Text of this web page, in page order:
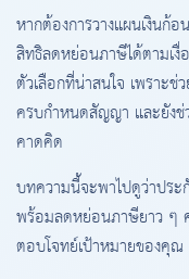
หากต้องการวางแผนเงินก้
สิทธิลดหย่อนภาษีได้ตามเ
ตัวเลือกที่น่าสนใจ เพราะช่
ครบกำหนดสัญญา และยังช่
คาดคิด
บทความนี้จะพาไปดูว่าปร
พร้อมลดหย่อนภาษียาว ๆ
ตอบโจทย์เป้าหมายของคุณ